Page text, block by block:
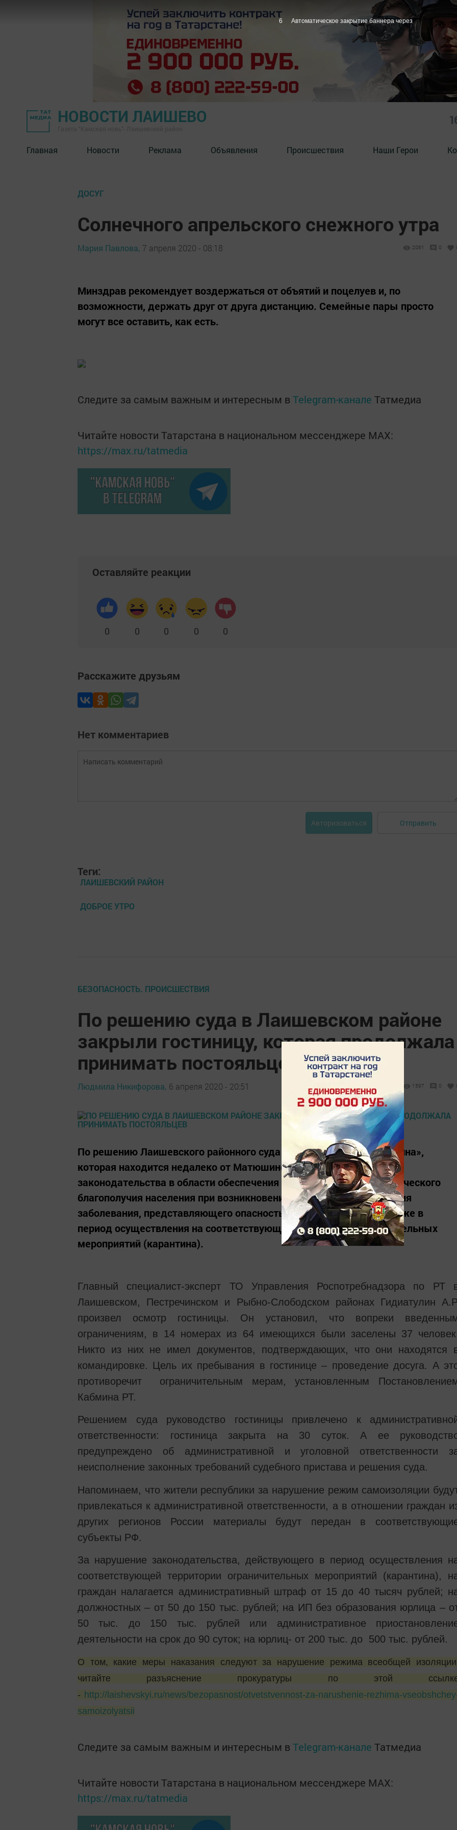
НОВОСТИ ЛАИШЕВО
Главная Новости Реклама Объявления Происшествия Наши Герои
ДОСУГ
Солнечного апрельского снежного утра
Мария Павлова, 7 апреля 2020 - 08:18 2061 0
Минздрав рекомендует воздержаться от объятий и поцелуев и, по
возможности, держать друг от друга дистанцию. Семейные пары просто
могут все оставить, как есть.
Следите за самым важным и интересным в Telegram-канале Татмедиа
Читайте новости Татарстана в национальном мессенджере MАХ:
https://max.ru/tatmedia
Оставляйте реакции
0 0 0 0 0
Расскажите друзьям
Нет комментариев
Авторизоваться Отправить
Теги:
ЛАИШЕВСКИЙ РАЙОН
ДОБРОЕ УТРО
БЕЗОПАСНОСТЬ. ПРОИСШЕСТВИЯ
По решению суда в Лаишевском районе
закрыли гостиницу, которая продолжала
принимать постояльцев
Людмила Никифорова, 6 апреля 2020 - 20:51 1597 0
По решению Лаишевского районного суда закрыли гостиницу «Регина»,
которая находится недалеко от Матюшино. Причина: нарушение
законодательства в области обеспечения санитарно-эпидемиологического
благополучия населения при возникновении угрозы распространения
заболевания, представляющего опасность для окружающих, а также в
период осуществления на соответствующей территории ограничительных
мероприятий (карантина).
Главный специалист-эксперт ТО Управления Роспотребнадзора по РТ
Лаишевском, Пестречинском и Рыбно-Слободском районах Гидиатулин
произвел осмотр гостиницы. Он установил, что вопреки
ограничениям, в 14 номерах из 64 имеющихся были заселены 37
Никто из них не имел документов, подтверждающих, что они находятся
командировке. Цель их пребывания в гостинице – проведение досуга. А
противоречит ограничительным мерам, установленным
Кабмина РТ.
Решением суда руководство гостиницы привлечено к
ответственности: гостиница закрыта на 30 суток. А ее
предупреждено об административной и уголовной ответственности
неисполнение законных требований судебного пристава и решения суда.
Напоминаем, что жители республики за нарушение режим самоизоляции
привлекаться к административной ответственности, а в отношении граждан
других регионов России материалы будут передан в
субъекты РФ.
За нарушение законодательства, действующего в период осуществления
соответствующей территории ограничительных мероприятий (карантина),
граждан налагается административный штраф от 15 до 40 тысяч рублей;
должностных – от 50 до 150 тыс. рублей; на ИП без образования юрлица –
50 тыс. до 150 тыс. рублей или административное
деятельности на срок до 90 суток; на юрлиц- от 200 тыс. до 500 тыс. рублей.
О том, какие меры наказания следуют за нарушение режима всеобщей
читайте разъяснение прокуратуры по этой
- http://laishevskyi.ru/news/bezopasnost/otvetstvennost-za-narushenie-rezhima-
samoizolyatsii
Следите за самым важным и интересным в Telegram-канале Татмедиа
Читайте новости Татарстана в национальном мессенджере MАХ:
https://max.ru/tatmedia
5 Автоматическое закрытие баннера через